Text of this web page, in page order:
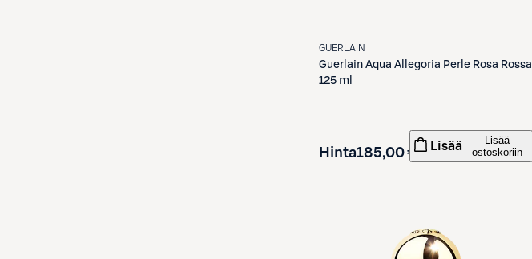
GUERLAIN
Guerlain Aqua Allegoria Perle Rosa Rossa
125 ml
Hinta185,00 € Lisää
Lisää
ostoskoriin